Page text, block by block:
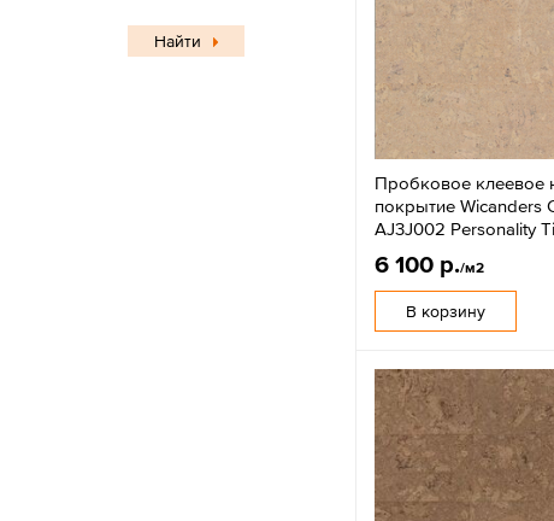
Пробковое клеевое
покрытие Wicanders
AJ3J002 Personality
6 100 р./м2
В корзину
Найти